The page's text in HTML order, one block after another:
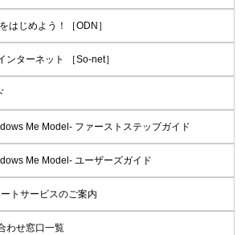
はじめよう！［ODN］
ターネット ［So-net］
Me Model- ファーストステップガイド
Me Model- ユーザーズガイド
トサービスのご案内
わせ窓口一覧